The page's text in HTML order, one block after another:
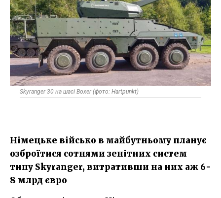
Skyranger 30 на шасі Boxer (фото: Hartpunkt)
Німецьке військо в майбутньому планує
озброїтися сотнями зенітних систем
типу Skyranger, витративши на них аж 6-
8 млрд євро